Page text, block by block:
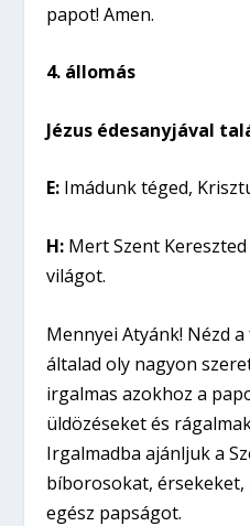
papot! Amen.
4. állomás
Jézus édesanyjával
E: Imádunk téged,
H: Mert Szent
világot.
Mennyei Atyánk! Nézd
általad oly nagyon
irgalmas azokhoz a
üldözéseket és
Irgalmadba ajánljuk a
bíborosokat, érsekeket,
egész papságot.